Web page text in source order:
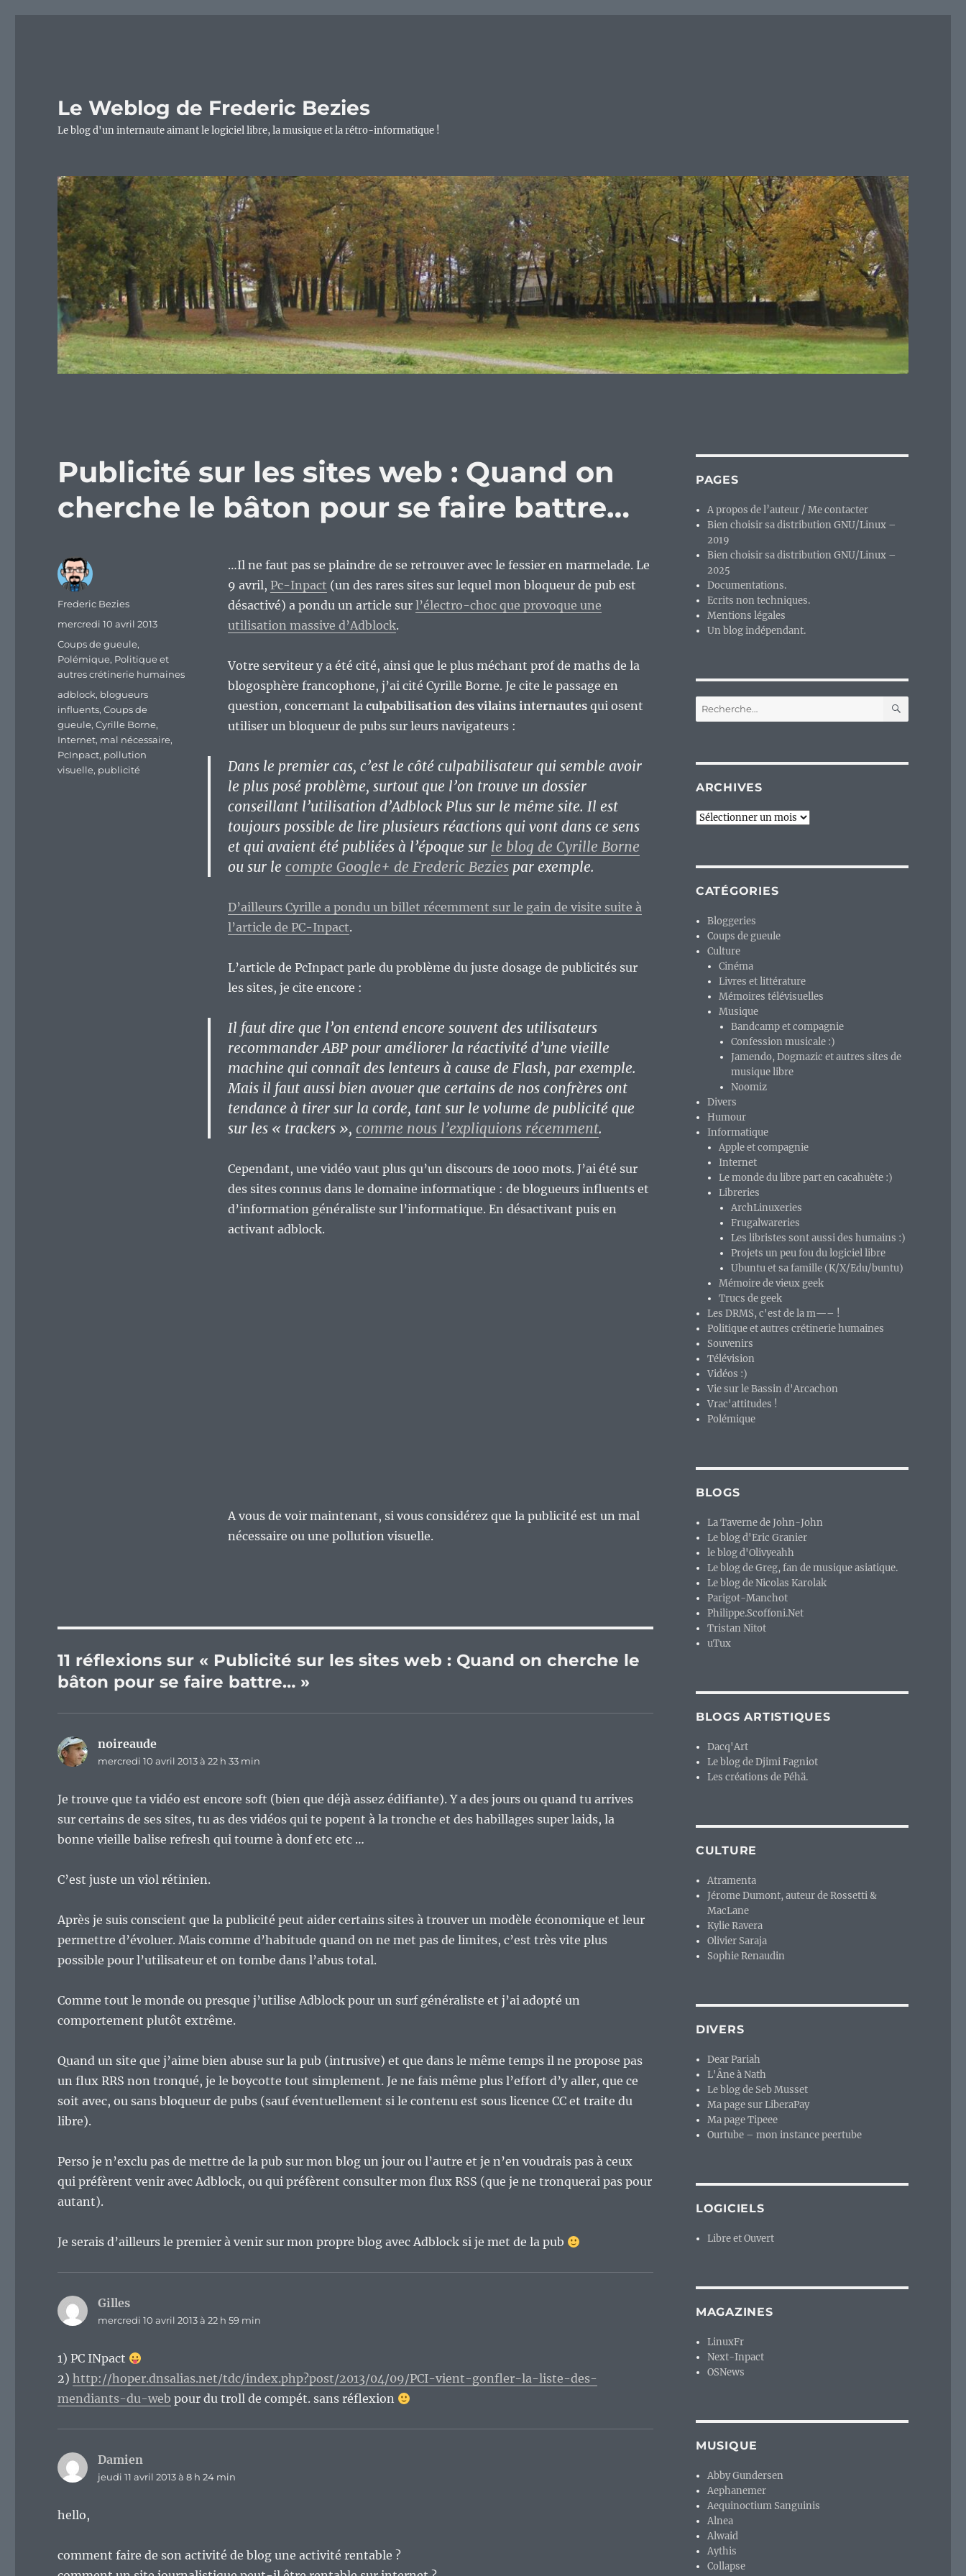
Le Weblog de Frederic Bezies
Le blog d'un internaute aimant le logiciel libre, la musique et la rétro-informatique !
Publicité sur les sites web : Quand on
cherche le bâton pour se faire battre…
…Il ne faut pas se plaindre de se retrouver avec le fessier en marmelade. Le
9 avril, Pc-Inpact (un des rares sites sur lequel mon bloqueur de pub est
désactivé) a pondu un article sur l’électro-choc que provoque une
utilisation massive d’Adblock.
Votre serviteur y a été cité, ainsi que le plus méchant prof de maths de la
blogosphère francophone, j’ai cité Cyrille Borne. Je cite le passage en
question, concernant la culpabilisation des vilains internautesqui osent
utiliser un bloqueur de pubs sur leurs navigateurs :
Dans le premier cas, c’est le côté culpabilisateur qui semble avoir
le plus posé problème, surtout que l’on trouve un dossier
conseillant l’utilisation d’Adblock Plus sur le même site. Il est
toujours possible de lire plusieurs réactions qui vont dans ce sens
et qui avaient été publiées à l’époque sur le blog de Cyrille Borne
ou sur le compte Google+ de Frederic Beziespar exemple.
D’ailleurs Cyrille a pondu un billet récemment sur le gain de visite suite à
l’article de PC-Inpact.
L’article de PcInpact parle du problème du juste dosage de publicités sur
les sites, je cite encore :
Il faut dire que l’on entend encore souvent des utilisateurs
recommander ABP pour améliorer la réactivité d’une vieille
machine qui connaît des lenteurs à cause de Flash, par exemple.
Mais il faut aussi bien avouer que certains de nos confrères ont
tendance à tirer sur la corde, tant sur le volume de publicité que
sur les « trackers », comme nous l’expliquions récemment.
Cependant, une vidéo vaut plus qu’un discours de 1000 mots. J’ai été sur
des sites connus dans le domaine informatique : de blogueurs influents et
d’information généraliste sur l’informatique. En désactivant puis en
activant adblock.
A vous de voir maintenant, si vous considérez que la publicité est un mal
nécessaire ou une pollution visuelle.
Auteur
Frederic Bezies
Publié
mercredi 10 avril 2013
Catégories
Coups de gueule,
Polémique, Politique et
autres crétinerie humaines
Étiquettes
adblock, blogueurs
influents,Coups de
gueule,Cyrille Borne,
Internet, mal nécessaire,
PcInpact, pollution
visuelle, publicité
11 réflexions sur « Publicité sur les sites web : Quand on cherche le
bâton pour se faire battre… »
noireaude
mercredi 10 avril 2013 à 22 h 33 min
Je trouve que ta vidéo est encore soft (bien que déjà assez édifiante). Y a des jours ou quand tu arrives
sur certains de ses sites, tu as des vidéos qui te popent à la tronche et des habillages super laids, la
bonne vieille balise refresh qui tourne à donf etc etc …
C’est juste un viol rétinien.
Après je suis conscient que la publicité peut aider certains sites à trouver un modèle économique et leur
permettre d’évoluer. Mais comme d’habitude quand on ne met pas de limites, c’est très vite plus
possible pour l’utilisateur et on tombe dans l’abus total.
Comme tout le monde ou presque j’utilise Adblock pour un surf généraliste et j’ai adopté un
comportement plutôt extrême.
Quand un site que j’aime bien abuse sur la pub (intrusive) et que dans le même temps il ne propose pas
un flux RRS non tronqué, je le boycotte tout simplement. Je ne fais même plus l’effort d’y aller, que ce
soit avec, ou sans bloqueur de pubs (sauf éventuellement si le contenu est sous licence CC et traite du
libre).
Perso je n’exclu pas de mettre de la pub sur mon blog un jour ou l’autre et je n’en voudrais pas à ceux
qui préfèrent venir avec Adblock, ou qui préfèrent consulter mon flux RSS (que je ne tronquerai pas pour
autant).
Je serais d’ailleurs le premier à venir sur mon propre blog avec Adblock si je met de la pub
Gilles
mercredi 10 avril 2013 à 22 h 59 min
1) PC INpact
2)http://hoper.dnsalias.net/tdc/index.php?post/2013/04/09/PCI-vient-gonfler-la-liste-des-
mendiants-du-web pour du troll de compét. sans réflexion
Damien
jeudi 11 avril 2013 à 8 h 24 min
hello,
comment faire de son activité de blog une activité rentable ?
PAGES
A propos de l’auteur / Me contacter
Bien choisir sa distribution GNU/Linux –
2019
Bien choisir sa distribution GNU/Linux –
2025
Documentations.
Ecrits non techniques.
Mentions légales
Un blog indépendant.
Recherche
pour :
ARCHIVES
Archives
CATÉGORIES
Bloggeries
Coups de gueule
Culture
Cinéma
Livres et littérature
Mémoires télévisuelles
Musique
Bandcamp et compagnie
Confession musicale :)
Jamendo, Dogmazic et autres sites de
musique libre
Noomiz
Divers
Humour
Informatique
Apple et compagnie
Internet
Le monde du libre part en cacahuète :)
Libreries
ArchLinuxeries
Frugalwareries
Les libristes sont aussi des humains :)
Projets un peu fou du logiciel libre
Ubuntu et sa famille (K/X/Edu/buntu)
Mémoire de vieux geek
Trucs de geek
Les DRMS, c'est de la m—– !
Politique et autres crétinerie humaines
Souvenirs
Télévision
Vidéos :)
Vie sur le Bassin d'Arcachon
Vrac'attitudes !
Polémique
BLOGS
La Taverne de John-John
Le blog d'Eric Granier
le blog d'Olivyeahh
Le blog de Greg, fan de musique asiatique.
Le blog de Nicolas Karolak
Parigot-Manchot
Philippe.Scoffoni.Net
Tristan Nitot
uTux
BLOGS ARTISTIQUES
Dacq'Art
Le blog de Djimi Fagniot
Les créations de Péhä.
CULTURE
Atramenta
Jérome Dumont, auteur de Rossetti &
MacLane
Kylie Ravera
Olivier Saraja
Sophie Renaudin
DIVERS
Dear Pariah
L'Âne à Nath
Le blog de Seb Musset
Ma page sur LiberaPay
Ma page Tipeee
Ourtube – mon instance peertube
LOGICIELS
Libre et Ouvert
MAGAZINES
LinuxFr
Next-Inpact
OSNews
MUSIQUE
Abby Gundersen
Aephanemer
Aequinoctium Sanguinis
Alnea
Alwaid
Aythis
Collapse